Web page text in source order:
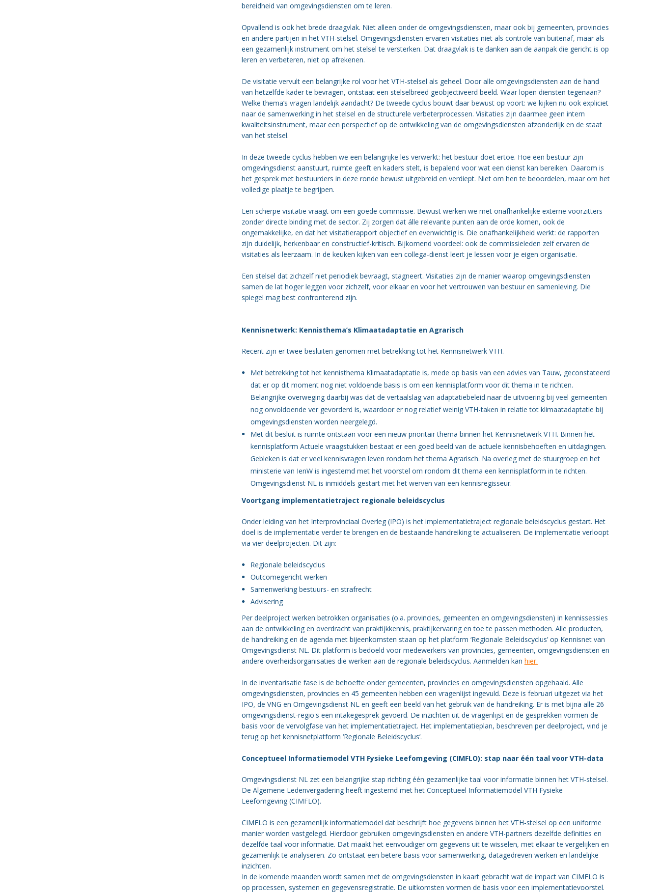
bereidheid van omgevingsdiensten om te leren.
Opvallend is ook het brede draagvlak. Niet alleen onder de omgevingsdiensten, maar ook bij gemeenten, provincies
en andere partijen in het VTH-stelsel. Omgevingsdiensten ervaren visitaties niet als controle van buitenaf, maar als
een gezamenlijk instrument om het stelsel te versterken. Dat draagvlak is te danken aan de aanpak die gericht is op
leren en verbeteren, niet op afrekenen.
De visitatie vervult een belangrijke rol voor het VTH-stelsel als geheel. Door alle omgevingsdiensten aan de hand
van hetzelfde kader te bevragen, ontstaat een stelselbreed geobjectiveerd beeld. Waar lopen diensten tegenaan?
Welke thema’s vragen landelijk aandacht? De tweede cyclus bouwt daar bewust op voort: we kijken nu ook expliciet
naar de samenwerking in het stelsel en de structurele verbeterprocessen. Visitaties zijn daarmee geen intern
kwaliteitsinstrument, maar een perspectief op de ontwikkeling van de omgevingsdiensten afzonderlijk en de staat
van het stelsel.
In deze tweede cyclus hebben we een belangrijke les verwerkt: het bestuur doet ertoe. Hoe een bestuur zijn
omgevingsdienst aanstuurt, ruimte geeft en kaders stelt, is bepalend voor wat een dienst kan bereiken. Daarom is
het gesprek met bestuurders in deze ronde bewust uitgebreid en verdiept. Niet om hen te beoordelen, maar om het
volledige plaatje te begrijpen.
Een scherpe visitatie vraagt om een goede commissie. Bewust werken we met onafhankelijke externe voorzitters
zonder directe binding met de sector. Zij zorgen dat álle relevante punten aan de orde komen, ook de
ongemakkelijke, en dat het visitatierapport objectief en evenwichtig is. Die onafhankelijkheid werkt: de rapporten
zijn duidelijk, herkenbaar en constructief-kritisch. Bijkomend voordeel: ook de commissieleden zelf ervaren de
visitaties als leerzaam. In de keuken kijken van een collega-dienst leert je lessen voor je eigen organisatie.
Een stelsel dat zichzelf niet periodiek bevraagt, stagneert. Visitaties zijn de manier waarop omgevingsdiensten
samen de lat hoger leggen voor zichzelf, voor elkaar en voor het vertrouwen van bestuur en samenleving. Die
spiegel mag best confronterend zijn.
Kennisnetwerk: Kennisthema’s Klimaatadaptatie en Agrarisch
Recent zijn er twee besluiten genomen met betrekking tot het Kennisnetwerk VTH.
Met betrekking tot het kennisthema Klimaatadaptatie is, mede op basis van een advies van Tauw, geconstateerd
dat er op dit moment nog niet voldoende basis is om een kennisplatform voor dit thema in te richten.
Belangrijke overweging daarbij was dat de vertaalslag van adaptatiebeleid naar de uitvoering bij veel gemeenten
nog onvoldoende ver gevorderd is, waardoor er nog relatief weinig VTH-taken in relatie tot klimaatadaptatie bij
omgevingsdiensten worden neergelegd.
Met dit besluit is ruimte ontstaan voor een nieuw prioritair thema binnen het Kennisnetwerk VTH. Binnen het
kennisplatform Actuele vraagstukken bestaat er een goed beeld van de actuele kennisbehoeften en uitdagingen.
Gebleken is dat er veel kennisvragen leven rondom het thema Agrarisch. Na overleg met de stuurgroep en het
ministerie van IenW is ingestemd met het voorstel om rondom dit thema een kennisplatform in te richten.
Omgevingsdienst NL is inmiddels gestart met het werven van een kennisregisseur.
Voortgang implementatietraject regionale beleidscyclus
Onder leiding van het Interprovinciaal Overleg (IPO) is het implementatietraject regionale beleidscyclus gestart. Het
doel is de implementatie verder te brengen en de bestaande handreiking te actualiseren. De implementatie verloopt
via vier deelprojecten. Dit zijn:
Regionale beleidscyclus
Outcomegericht werken
Samenwerking bestuurs- en strafrecht
Advisering
Per deelproject werken betrokken organisaties (o.a. provincies, gemeenten en omgevingsdiensten) in kennissessies
aan de ontwikkeling en overdracht van praktijkkennis, praktijkervaring en toe te passen methoden. Alle producten,
de handreiking en de agenda met bijeenkomsten staan op het platform ‘Regionale Beleidscyclus’ op Kennisnet van
Omgevingsdienst NL. Dit platform is bedoeld voor medewerkers van provincies, gemeenten, omgevingsdiensten en
andere overheidsorganisaties die werken aan de regionale beleidscyclus. Aanmelden kan hier.
In de inventarisatie fase is de behoefte onder gemeenten, provincies en omgevingsdiensten opgehaald. Alle
omgevingsdiensten, provincies en 45 gemeenten hebben een vragenlijst ingevuld. Deze is februari uitgezet via het
IPO, de VNG en Omgevingsdienst NL en geeft een beeld van het gebruik van de handreiking. Er is met bijna alle 26
omgevingsdienst-regio's een intakegesprek gevoerd. De inzichten uit de vragenlijst en de gesprekken vormen de
basis voor de vervolgfase van het implementatietraject. Het implementatieplan, beschreven per deelproject, vind je
terug op het kennisnetplatform ‘Regionale Beleidscyclus’.
Conceptueel Informatiemodel VTH Fysieke Leefomgeving (CIMFLO): stap naar één taal voor VTH-data
Omgevingsdienst NL zet een belangrijke stap richting één gezamenlijke taal voor informatie binnen het VTH-stelsel.
De Algemene Ledenvergadering heeft ingestemd met het Conceptueel Informatiemodel VTH Fysieke
Leefomgeving (CIMFLO).
CIMFLO is een gezamenlijk informatiemodel dat beschrijft hoe gegevens binnen het VTH-stelsel op een uniforme
manier worden vastgelegd. Hierdoor gebruiken omgevingsdiensten en andere VTH-partners dezelfde definities en
dezelfde taal voor informatie. Dat maakt het eenvoudiger om gegevens uit te wisselen, met elkaar te vergelijken en
gezamenlijk te analyseren. Zo ontstaat een betere basis voor samenwerking, datagedreven werken en landelijke
inzichten.
In de komende maanden wordt samen met de omgevingsdiensten in kaart gebracht wat de impact van CIMFLO is
op processen, systemen en gegevensregistratie. De uitkomsten vormen de basis voor een implementatievoorstel.